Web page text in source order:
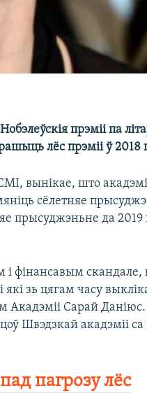
прэміі па
лёс прэміі ў 2018
вынікае, што
сёлетняе
прысуджэньне да 2019
фінансавым скандале,
які зь цягам часу
Акадэміі Сарай
Швэдзкай акадэміі са
пагрозу лёс